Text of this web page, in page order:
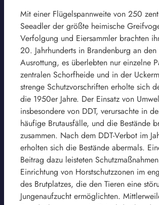
Mit einer Flügelspannweite von 250
Seeadler der größte heimische
Verfolgung und Eiersammler brachten
20. Jahrhunderts in Brandenburg an
Ausrottung, es überlebten nur einzelne
zentralen Schorfheide und in der
strenge Schutzvorschriften erholte sich
die 1950er Jahre. Der Einsatz von
insbesondere von DDT, verursachte in
häufige Brutausfälle, und die Bestände
zusammen. Nach dem DDT-Verbot im
erholten sich die Bestände abermals.
Beitrag dazu leisteten
Einrichtung von Horstschutzzonen im
des Brutplatzes, die den Tieren eine
Jungenaufzucht ermöglichten.